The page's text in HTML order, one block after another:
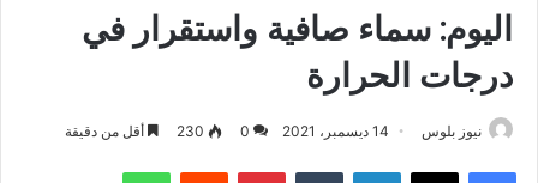
اليوم: سماء صافية واستقرار في
درجات الحرارة
نيوز بلوس 14 ديسمبر، 2021 0
230 أقل من دقيقة
فيسبوك X لينكدإن بينتيريست واتساب